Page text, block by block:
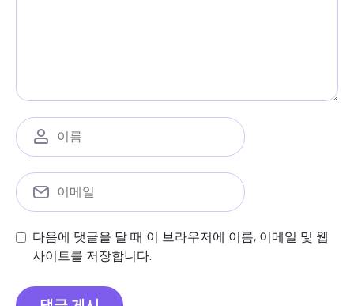
다음에 댓글을 달 때 이 브라우저에 이름, 이메일 및 웹
사이트를 저장합니다.